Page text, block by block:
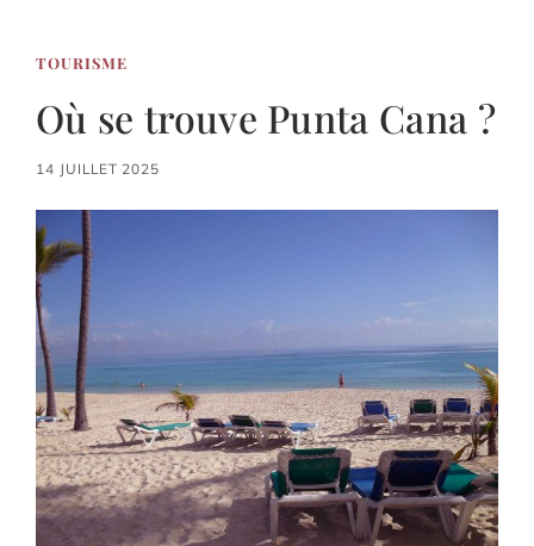
TOURISME
Où se trouve Punta Cana ?
14 JUILLET 2025